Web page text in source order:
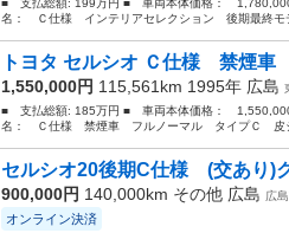
名： Ｃ仕様 インテリアセレクション 後期最終
トヨタ セルシオ Ｃ仕様 禁煙
1,550,000円 115,561km 1995年 広島
■ 支払総額: 185万円 ■ 車両本体価格：
名： Ｃ仕様 禁煙車 フルノーマル タイプＣ 皮
セルシオ20後期C仕様 (交あり)
900,000円 140,000km その他 広島 広
オンライン決済